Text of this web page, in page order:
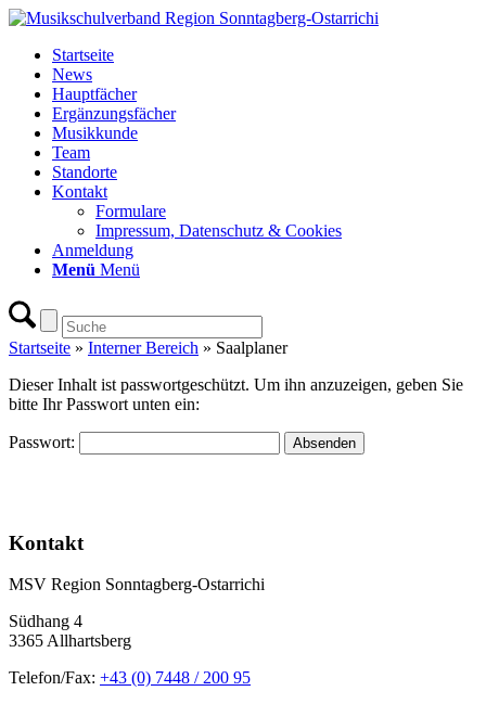
Startseite
News
Hauptfächer
Ergänzungsfächer
Musikkunde
Team
Standorte
Kontakt
Formulare
Impressum, Datenschutz & Cookies
Anmeldung
Menü Menü
Startseite » Interner Bereich » Saalplaner
Dieser Inhalt ist passwortgeschützt. Um ihn anzuzeigen, geben Sie
bitte Ihr Passwort unten ein:
Passwort:
Kontakt
MSV Region Sonntagberg-Ostarrichi
Südhang 4
3365 Allhartsberg
Telefon/Fax: +43 (0) 7448 / 200 95